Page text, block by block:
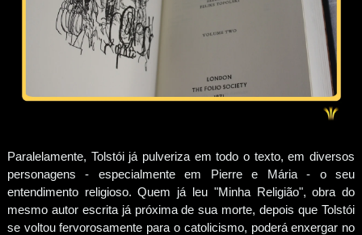
Paralelamente, Tolstói já pulveriza em todo o texto, em diversos
personagens - especialmente em Pierre e Mária - o seu
entendimento religioso. Quem já leu "Minha Religião", obra do
mesmo autor escrita já próxima de sua morte, depois que Tolstói
se voltou fervorosamente para o catolicismo, poderá enxergar no